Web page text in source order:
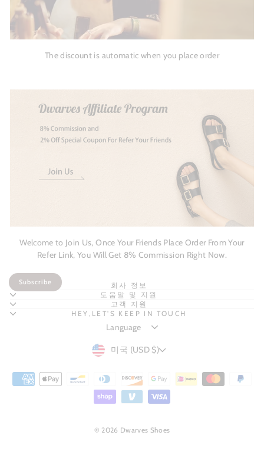
The discount is automatic when you place order
Welcome to Join Us, Once Your Friends Place Order From Your
Refer Link, You Will Get 8% Commission Right Now.
회사 정보
도움말 및 지원
고객 지원
HEY,LET'S KEEP IN TOUCH
CURRENCY
미국 (USD $)
© 2026 Dwarves Shoes
Subscribe